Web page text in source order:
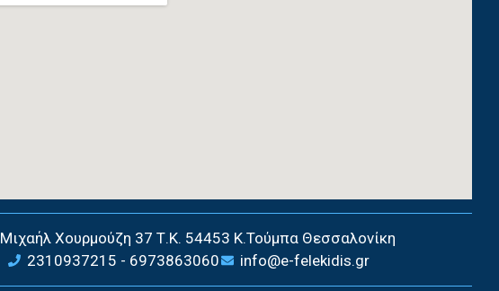
Μιχαήλ Χουρμούζη 37 Τ.Κ. 54453 Κ.Τούμπα Θεσσαλονίκη
2310937215 - 6973863060
info@e-felekidis.gr